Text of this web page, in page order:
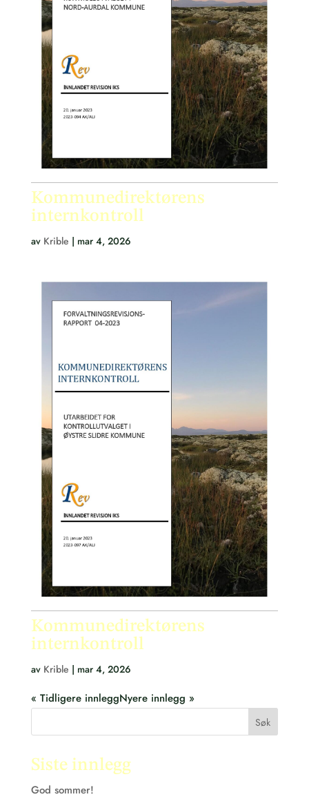
Kommunedirektørens
internkontroll
av Krible | mar 4, 2026
Kommunedirektørens
internkontroll
av Krible | mar 4, 2026
« Tidligere innleggNyere innlegg »
Søk
Siste innlegg
God sommer!